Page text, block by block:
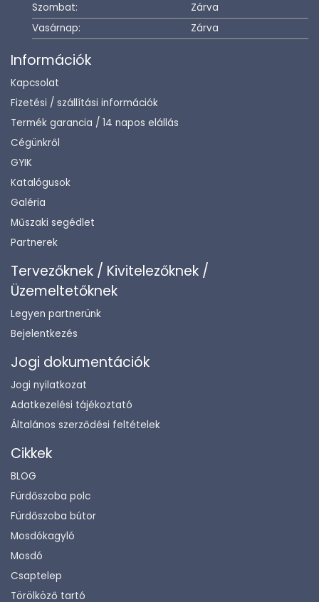
Szombat:
Zárva
Vasárnap:
Zárva
Információk
Kapcsolat
Fizetési / szállítási információk
Termék garancia / 14 napos elállás
Cégünkről
GYIK
Katalógusok
Galéria
Műszaki segédlet
Partnerek
Tervezőknek / Kivitelezőknek /
Üzemeltetőknek
Legyen partnerünk
Bejelentkezés
Jogi dokumentációk
Jogi nyilatkozat
Adatkezelési tájékoztató
Általános szerződési feltételek
Cikkek
BLOG
Fürdőszoba polc
Fürdőszoba bútor
Mosdókagyló
Mosdó
Csaptelep
Törölköző tartó